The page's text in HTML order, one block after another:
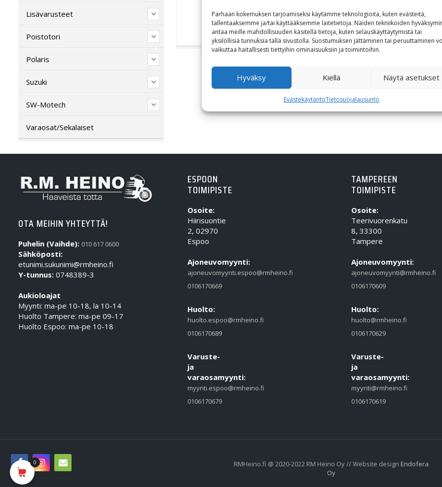
Parhaan kokemuksen tarjoamiseksi käytämme teknologioita, kuten evästeitä,
tallentaaksemme ja/tai käyttääksemme laitetietoja. Näiden tekniikoiden
antaa meille mahdollisuuden käsitellä tietoja, kuten selauskäyttäytymistä tai
yksilöllisiä tunnuksia tällä sivustolla. Suostumuksen jättäminen tai peruuttaminen
vaikuttaa haitallisesti tiettyihin ominaisuuksiin ja toimintoihin.
Hyväksy Kiellä Näytä asetukset
EvästekäytäntöTietosuojalausunto
97,64€
Lisävarusteet
Poistotori
Polaris
Suzuki
SW-Motech
Varaosat/Sekalaiset
OTA MEIHIN YHTEYTTÄ!
Puhelin (Vaihde): 010 617 0600
Sähköposti:
etunimi.sukunimi@rmheino.fi
Y-tunnus: 0748389-3
Aukioloajat
Myynti: ma-pe 10-18, la 10-14
Huolto Tampere: ma-pe 09-17
Huolto Espoo: ma-pe 10-18
ESPOON
TOIMIPISTE
Osoite:
Hiirisuontie
2, 02970
Espoo
Ajoneuvomyynti:
ajoneuvomyynti.espoo@rmheino.fi
0106170669
Huolto:
huolto.espoo@rmheino.fi
0106170689
Varuste-
ja
varaosamyynti:
myynti.espoo@rmheino.fi
0106170679
TAMPEREEN
TOIMIPISTE
Osoite:
Teerivuorenkatu
8, 33300
Tampere
Ajoneuvomyynti:
ajoneuvomyynti@rmheino.fi
0106170609
Huolto:
huolto@rmheino.fi
0106170629
Varuste-
ja
varaosamyynti:
myynti@rmheino.fi
0106170619
RMHeino.fi @ 2020-2022 RM Heino Oy // Website design Endofera
Oy
0